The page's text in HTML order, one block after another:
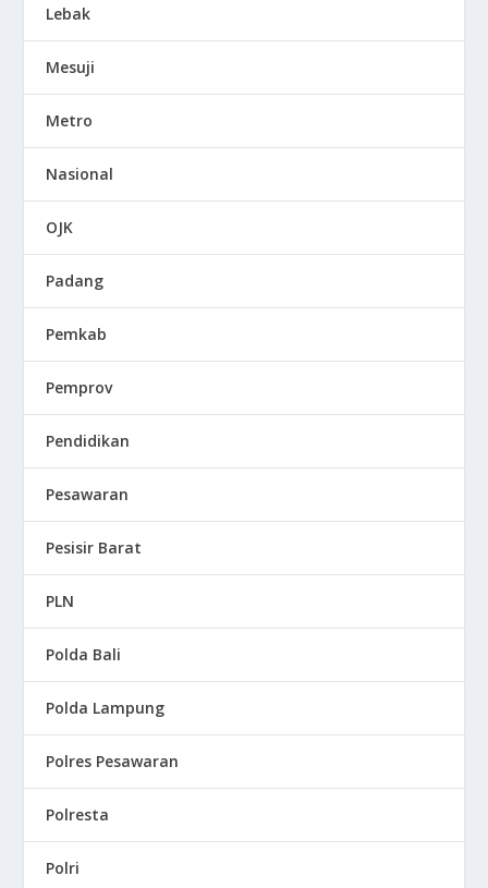
Lebak
Mesuji
Metro
Nasional
OJK
Padang
Pemkab
Pemprov
Pendidikan
Pesawaran
Pesisir Barat
PLN
Polda Bali
Polda Lampung
Polres Pesawaran
Polresta
Polri